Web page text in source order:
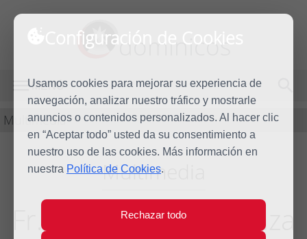
Configuración de Cookies
Usamos cookies para mejorar su experiencia de
navegación, analizar nuestro tráfico y mostrarle
anuncios o contenidos personalizados. Al hacer clic
en “Aceptar todo” usted da su consentimiento a
nuestro uso de las cookies. Más información en
nuestra Política de Cookies.
Rechazar todo
dominicos
MENÚ
Multimedia
Multimedia
Fr. Bartolomé Carranza